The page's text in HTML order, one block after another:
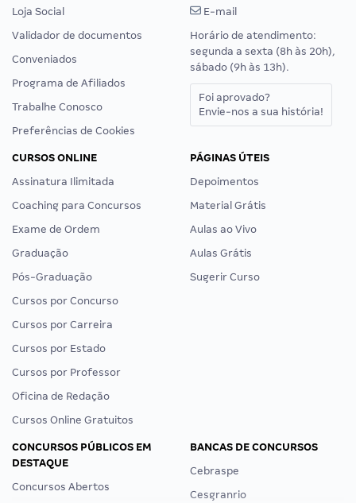
Loja Social
Validador de documentos
Conveniados
Programa de Afiliados
Trabalhe Conosco
Preferências de Cookies
E-mail
Horário de atendimento:
segunda a sexta (8h às 20h),
sábado (9h às 13h).
Foi aprovado?
Envie-nos a sua história!
CURSOS ONLINE
Assinatura Ilimitada
Coaching para Concursos
Exame de Ordem
Graduação
Pós-Graduação
Cursos por Concurso
Cursos por Carreira
Cursos por Estado
Cursos por Professor
Oficina de Redação
Cursos Online Gratuitos
PÁGINAS ÚTEIS
Depoimentos
Material Grátis
Aulas ao Vivo
Aulas Grátis
Sugerir Curso
CONCURSOS PÚBLICOS EM
DESTAQUE
Concursos Abertos
BANCAS DE CONCURSOS
Cebraspe
Cesgranrio